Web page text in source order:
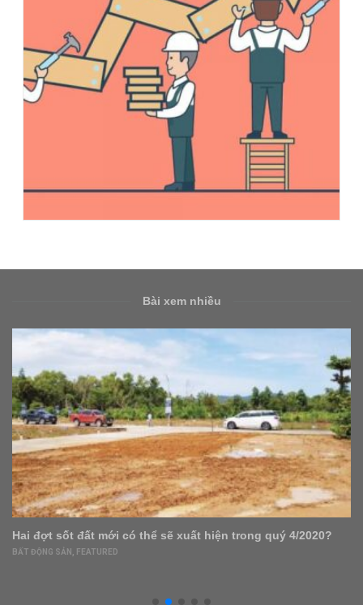
Bài xem nhiều
Giá nhà tại Việt Nam sẽ tiếp tục ‘leo thang’ sau đại dịch?
BẤT ĐỘNG SẢN , FEATURED